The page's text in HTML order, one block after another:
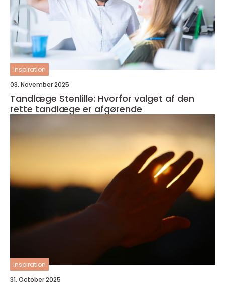
inspiration
03. November 2025
Tandlæge Stenlille: Hvorfor valget af den
rette tandlæge er afgørende
inspiration
31. October 2025